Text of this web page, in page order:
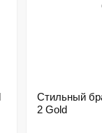
Стильный
2 Gold